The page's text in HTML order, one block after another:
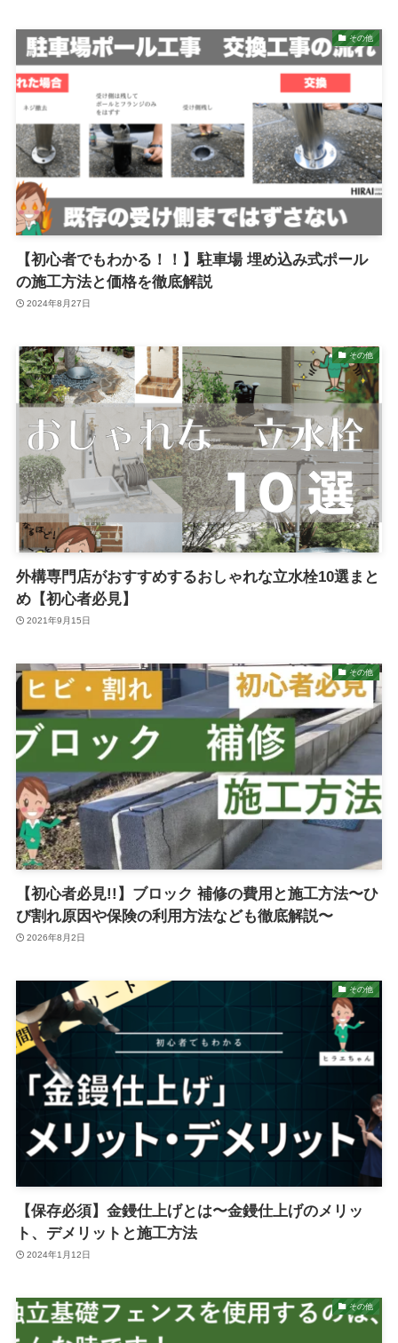
その他
【初心者でもわかる！！】駐車場 埋め込み式ポール
の施工方法と価格を徹底解説
2024年8月27日
その他
外構専門店がおすすめするおしゃれな立水栓10選まと
め【初心者必見】
2021年9月15日
その他
【初心者必見!!】ブロック 補修の費用と施工方法〜ひ
び割れ原因や保険の利用方法なども徹底解説〜
2026年8月2日
その他
【保存必須】金鏝仕上げとは〜金鏝仕上げのメリッ
ト、デメリットと施工方法
2024年1月12日
その他